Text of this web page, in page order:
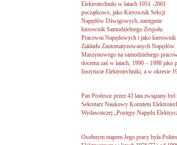
Elektrotechniki w latach 1951 -2001
początkowo, jako Kierownik Sekcji
Napędów Dźwigowych, następnie
kierownik Samodzielnego Zespołu
Pracowni Napędowych i jako kierownik
Zakładu Zautomatyzowanych
Maszynowego na samodzielnego
docenta zaś w latach, 1990 – 1998
Instytucie Elektrotechniki, a w okresie
Pan Profesor przez 43 lata związany
Sekretarz Naukowy Komitetu
Wydawniczej „Postępy Napędu
Osobnym etapem Jego pracy była